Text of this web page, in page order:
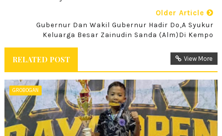
Older Article
Gubernur Dan Wakil Gubernur Hadir Do,a Syukur
Keluarga Besar Zainudin Sanda (alm)di Kempo
RELATED POST View More
GROBOGAN